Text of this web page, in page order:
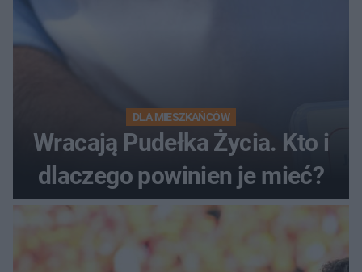
DLA MIESZKAŃCÓW
Wracają Pudełka Życia. Kto i
dlaczego powinien je mieć?